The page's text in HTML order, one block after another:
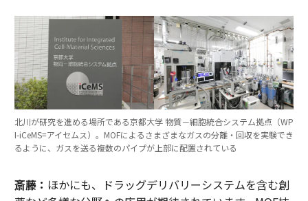
北川が研究を進める場所である京都大学 物質－細胞統合システム拠点（WP
I-iCeMS=アイセムス）。MOFによるさまざまなガスの分離・回収を実験でき
るように、ガスを送る複数のパイプが上部に配置されている
斎藤： ほかにも、ドラッグデリバリーシステムを含む創